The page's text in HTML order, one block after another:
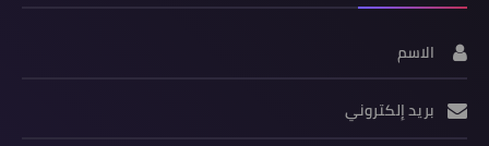
الاسم
بريد إلكتروني